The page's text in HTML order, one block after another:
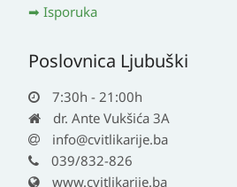
Isporuka
Poslovnica Ljubuški
7:30h - 21:00h
dr. Ante Vukšića 3A
info@cvitlikarije.ba
039/832-826
www.cvitlikarije.ba